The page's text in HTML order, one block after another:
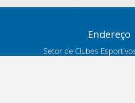
Endereço
Setor de Clubes